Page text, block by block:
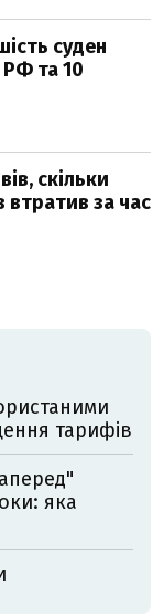
суден
та 10
скільки
втратив за час
тарифів
яка